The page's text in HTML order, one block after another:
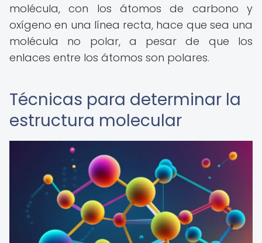
molécula, con los átomos de carbono y
oxígeno en una línea recta, hace que sea una
molécula no polar, a pesar de que los
enlaces entre los átomos son polares.
Técnicas para determinar la
estructura molecular